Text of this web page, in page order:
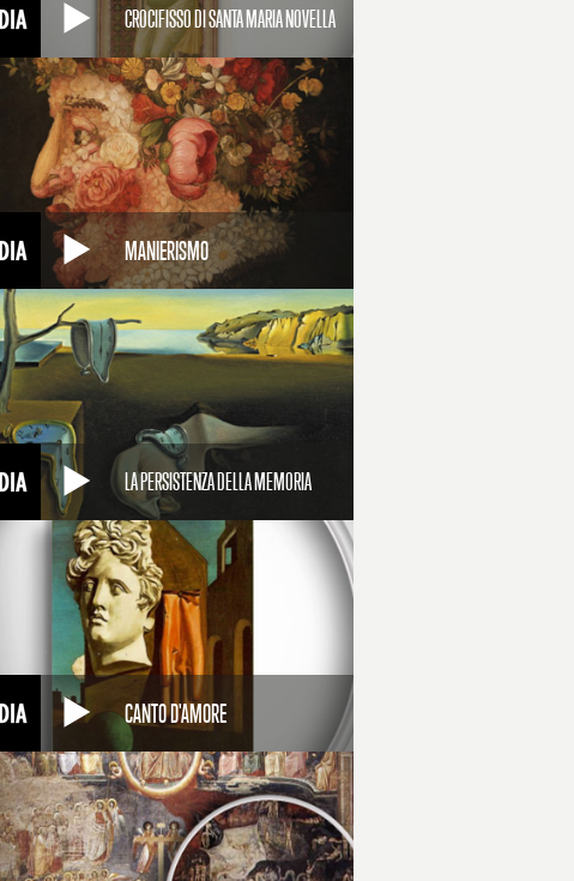
CROCIFISSO DI SANTA MARIA NOVELLA
MANIERISMO
LA PERSISTENZA DELLA MEMORIA
CANTO D'AMORE